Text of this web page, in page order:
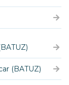
(BATUZ)